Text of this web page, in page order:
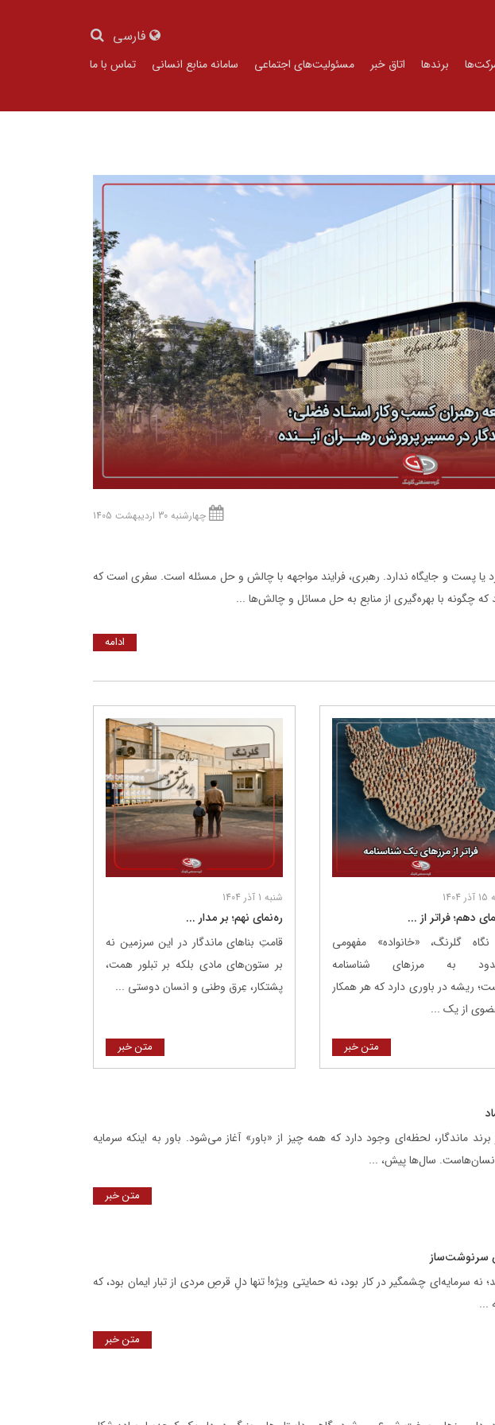
فارسی
برندها اتاق خبر مسئولیت‌های اجتماعی سامانه منابع انسانی تماس با ما
چهارشنبه 30 اردیبهشت 1405
یا پست و جایگاه ندارد. رهبری، فرایند مواجهه با چالش و حل مسئله است. سفری است که
که چگونه با بهره‌گیری از منابع به حل مسائل و چالش‌ها ...
ادامه
دهم؛ فراتر از ...
گلرنگ، «خانواده» مفهومی
به مرزهای شناسنامه
ریشه در باوری دارد که هر همکار
از یک ...
متن خبر
شنبه 1 آذر 1404
ره‌نمای نهم؛ بر مدار ...
قامتِ بناهای ماندگار در این سرزمین نه
بر ستون‌های مادی بلکه بر تبلور همت،
پشتکار، عِرق وطنی و انسان دوستی ...
متن خبر
ماندگار، لحظه‌ای وجود دارد که همه چیز از «باور» آغاز می‌شود. باور به اینکه سرمایه
انسان‌هاست. سال‌ها پیش، ...
متن خبر
سرنوشت‌ساز
نه سرمایه‌ای چشمگیر در کار بود، نه حمایتی ویژه! تنها دلِ قرصِ مردی از تبار ایمان بود، که
...
متن خبر
ـ کاربردی گلرنگ